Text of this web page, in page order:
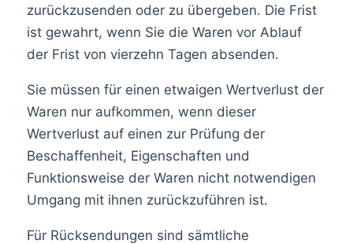
zurückzusenden oder zu übergeben. Die Frist
ist gewahrt, wenn Sie die Waren vor Ablauf
der Frist von vierzehn Tagen absenden.
Sie müssen für einen etwaigen Wertverlust der
Waren nur aufkommen, wenn dieser
Wertverlust auf einen zur Prüfung der
Beschaffenheit, Eigenschaften und
Funktionsweise der Waren nicht notwendigen
Umgang mit ihnen zurückzuführen ist.
Für Rücksendungen sind sämtliche